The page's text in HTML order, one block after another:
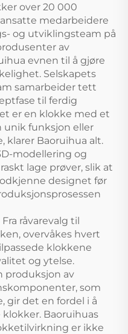
over 20 000
medarbeidere
og utviklingsteam på
av
evnen til å gjøre
Selskapets
samarbeider tett
til ferdig
er en klokke med et
unik funksjon eller
klarer Baoruihua alt.
modellering og
lage prøver, slik at
designet før
råvarevalg til
overvåkes hvert
klokkene
og ytelse.
produksjon av
som
gir det en fordel i å
Baoruihuas
er ikke